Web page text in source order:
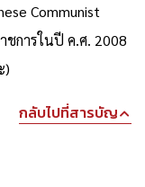
Communist
ชการในปี ค.ศ. 2008
)
กลับไปที่สารบัญ